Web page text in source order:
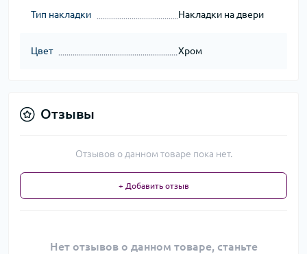
Тип накладки Накладки на двери
Цвет Хром
Отзывы
Отзывов о данном товаре пока нет.
+ Добавить отзыв
Нет отзывов о данном товаре, станьте